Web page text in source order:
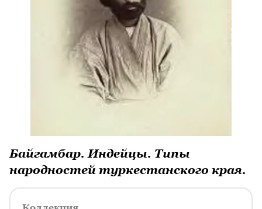
Байгамбар. Индейцы. Типы
народностей туркестанского края.